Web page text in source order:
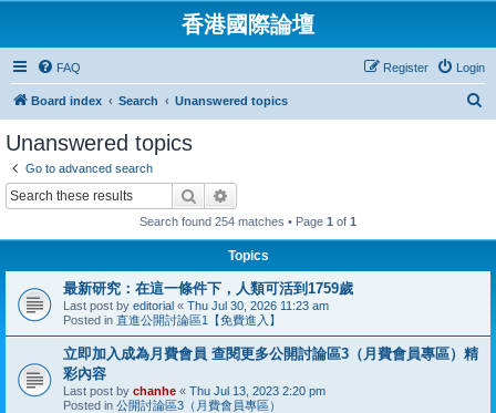
香港國際論壇
FAQ Login
Register
Board index Search Unanswered topics
Unanswered topics
Go to advanced search
Search
Search found 254 matches • Page 1 of 1
Topics
最新研究：在這一條件下，人類可活到1759歲
Last post by editorial « Thu Jul 30, 2026 11:23 am
Posted in 直進公開討論區1【免費進入】
立即加入成為月費會員 查閱更多公開討論區3（月費會員專區）精
彩內容
Last post by chanhe « Thu Jul 13, 2023 2:20 pm
Posted in 公開討論區3（月費會員專區）